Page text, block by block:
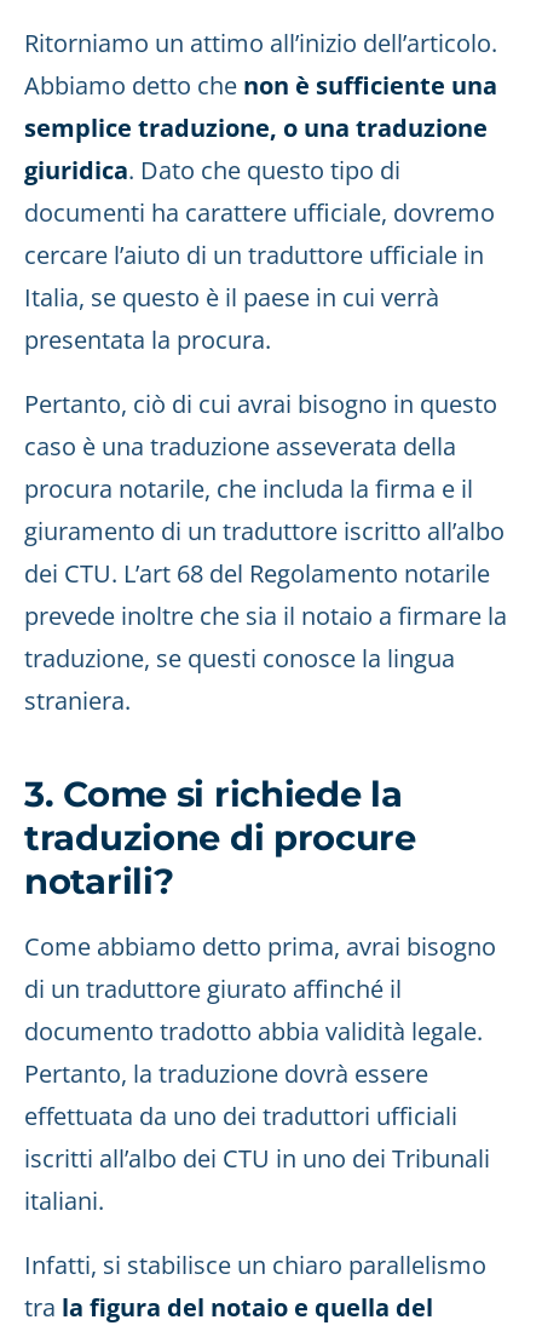
Ritorniamo un attimo all’inizio dell’articolo.
Abbiamo detto che non è sufficiente una
semplice traduzione, o una traduzione
giuridica. Dato che questo tipo di
documenti ha carattere ufficiale, dovremo
cercare l’aiuto di un traduttore ufficiale in
Italia, se questo è il paese in cui verrà
presentata la procura.
Pertanto, ciò di cui avrai bisogno in questo
caso è una traduzione asseverata della
procura notarile, che includa la firma e il
giuramento di un traduttore iscritto all’albo
dei CTU. L’art 68 del Regolamento notarile
prevede inoltre che sia il notaio a firmare la
traduzione, se questi conosce la lingua
straniera.
3. Come si richiede la
traduzione di procure
notarili?
Come abbiamo detto prima, avrai bisogno
di un traduttore giurato affinché il
documento tradotto abbia validità legale.
Pertanto, la traduzione dovrà essere
effettuata da uno dei traduttori ufficiali
iscritti all’albo dei CTU in uno dei Tribunali
italiani.
Infatti, si stabilisce un chiaro parallelismo
tra la figura del notaio e quella del